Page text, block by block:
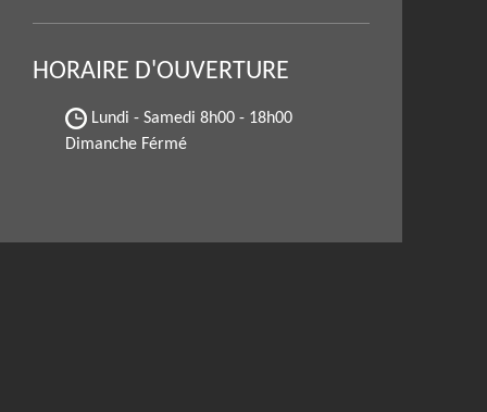
HORAIRE D'OUVERTURE
Lundi - Samedi 8h00 - 18h00
Dimanche Férmé